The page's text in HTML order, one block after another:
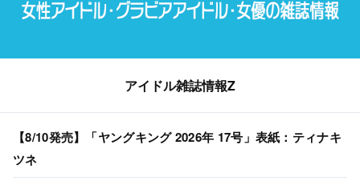
アイドル雑誌情報Z
【8/10発売】「ヤングキング 2026年 17号」表紙：ティナキ
ツネ